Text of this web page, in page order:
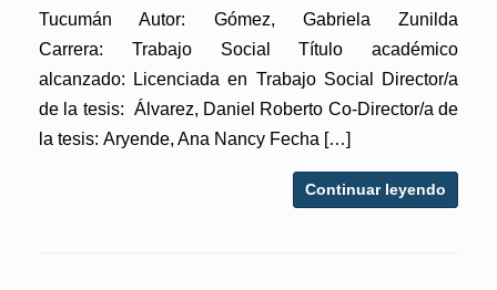
Tucumán Autor: Gómez, Gabriela Zunilda
Carrera: Trabajo Social Título académico
alcanzado: Licenciada en Trabajo Social Director/a
de la tesis: Álvarez, Daniel Roberto Co-Director/a de
la tesis: Aryende, Ana Nancy Fecha […]
Continuar leyendo